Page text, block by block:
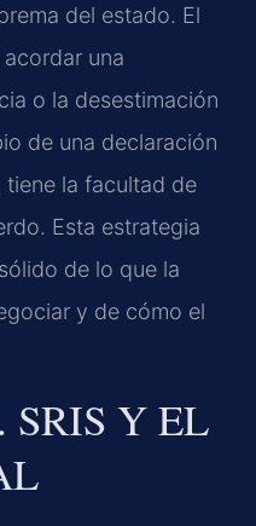
del estado. El
una
o la desestimación
de una declaración
la facultad de
Esta estrategia
de lo que la
y de cómo el
SRIS Y EL